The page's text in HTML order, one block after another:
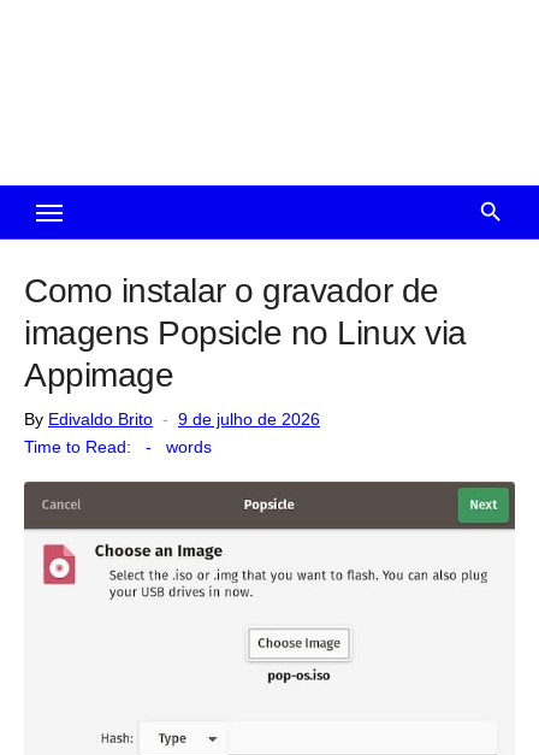
Como instalar o gravador de
imagens Popsicle no Linux via
Appimage
By Edivaldo Brito
Posted
9 de julho de 2026
Time to Read:
- words